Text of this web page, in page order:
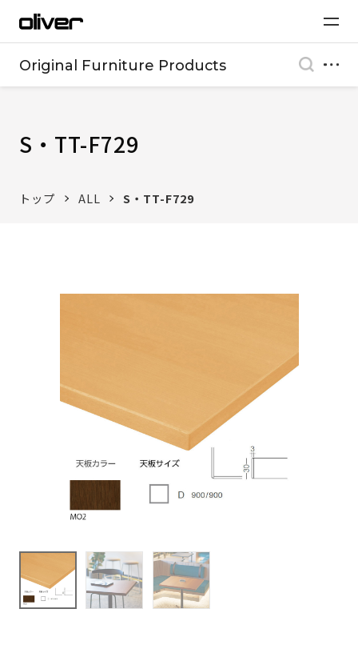
Original Furniture Products
S・TT-F729
トップ ALL S・TT-F729